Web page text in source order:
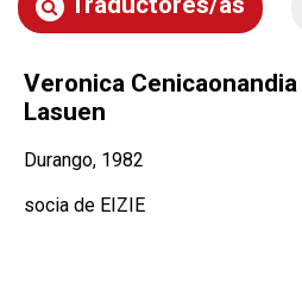
Veronica Cenicaonandia
Lasuen
Durango, 1982
socia de EIZIE